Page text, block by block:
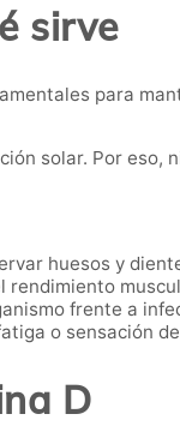
sirve
para
solar. Por eso,
huesos y
rendimiento
frente a
o sensación
D